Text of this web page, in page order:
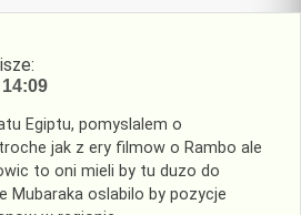
Egiptu, pomyslalem o
jak z ery filmow o Rambo ale
to oni mieli by tu duzo do
Mubaraka oslabilo by pozycje